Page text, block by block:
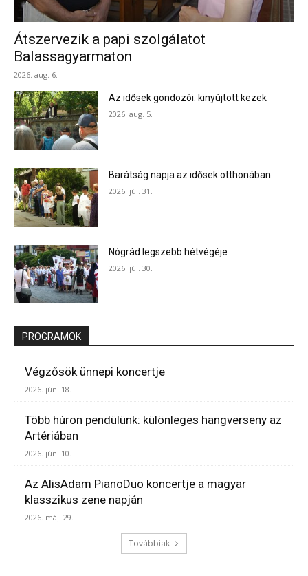
Átszervezik a papi szolgálatot
Balassagyarmaton
2026. aug. 6.
Az idősek gondozói: kinyújtott kezek
2026. aug. 5.
Barátság napja az idősek otthonában
2026. júl. 31.
Nógrád legszebb hétvégéje
2026. júl. 30.
PROGRAMOK
Végzősök ünnepi koncertje
2026. jún. 18.
Több húron pendülünk: különleges hangverseny az
Artériában
2026. jún. 10.
Az AlisAdam PianoDuo koncertje a magyar
klasszikus zene napján
2026. máj. 29.
Továbbiak